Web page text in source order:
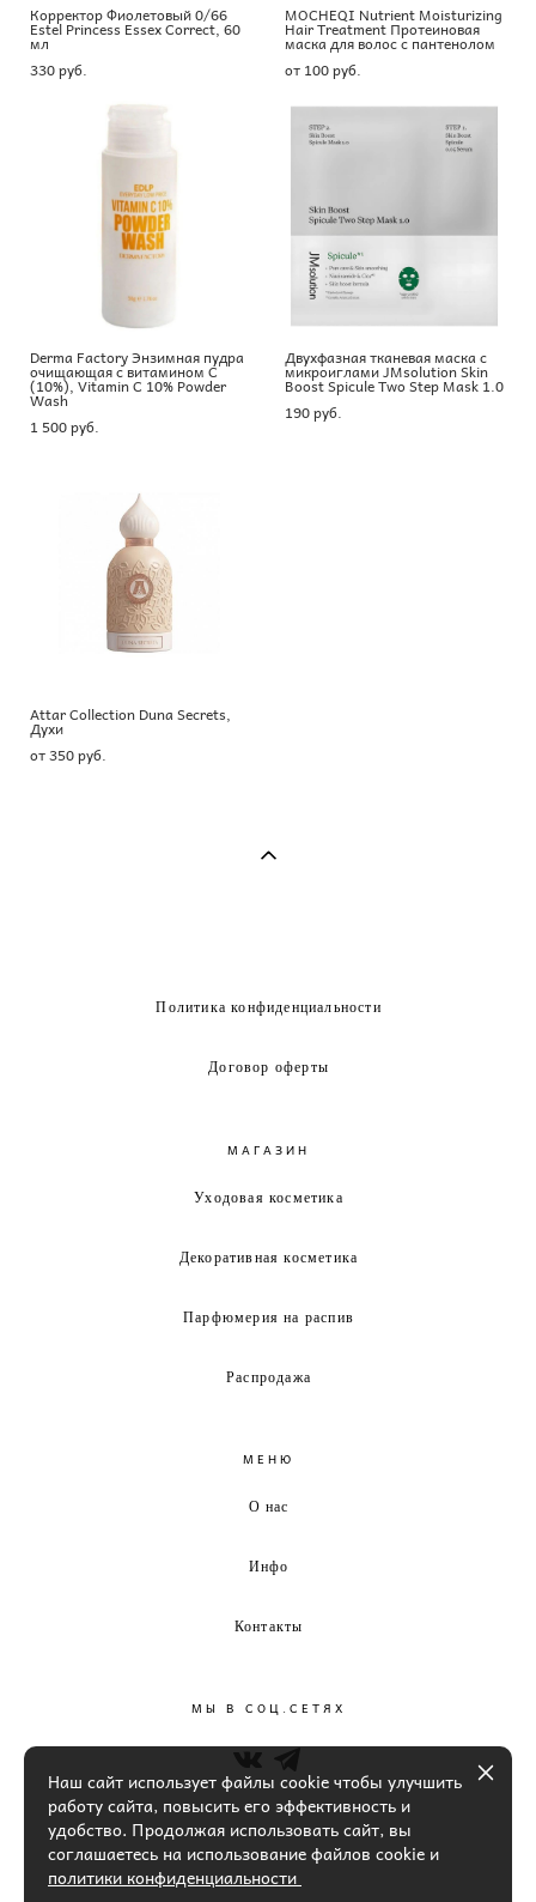
Корректор Фиолетовый 0/66
Estel Princess Essex Correct, 60
мл
330 pуб.
MOCHEQI Nutrient Moisturizing
Hair Treatment Протеиновая
маска для волос с пантенолом
от 100 pуб.
Derma Factory Энзимная пудра
очищающая с витамином С
(10%), Vitamin C 10% Powder
Wash
1 500 pуб.
Двухфазная тканевая маска с
микроиглами JMsolution Skin
Boost Spicule Two Step Mask 1.0
190 pуб.
Attar Collection Duna Secrets,
Духи
от 350 pуб.
Политика конфиденциальности
Договор оферты
МАГАЗИН
Уходовая косметика
Декоративная косметика
Парфюмерия на распив
Распродажа
МЕНЮ
О нас
Инфо
Контакты
МЫ В СОЦ.СЕТЯХ
Наш сайт использует файлы cookie чтобы улучшить
работу сайта, повысить его эффективность и
удобство. Продолжая использовать сайт, вы
соглашаетесь на использование файлов cookie и
политики конфиденциальности